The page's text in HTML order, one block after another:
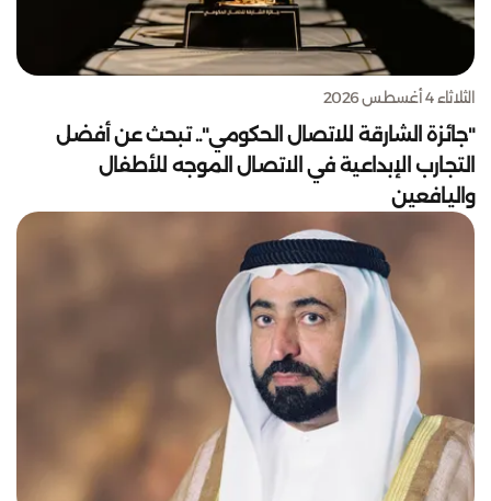
الثلاثاء 4 أغسطس 2026
"جائزة الشارقة للاتصال الحكومي".. تبحث عن أفضل
التجارب الإبداعية في الاتصال الموجه للأطفال
واليافعين